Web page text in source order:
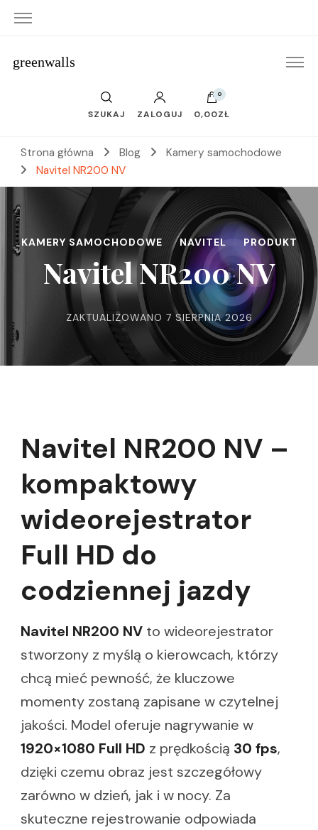
greenwalls
SZUKAJ ZALOGUJ
0
0,00ZŁ
Strona główna Blog
Kamery samochodowe
Navitel NR200 NV
KAMERY SAMOCHODOWE NAVITEL PRODUKT
Navitel NR200 NV
ZAKTUALIZOWANO 7 SIERPNIA 2026
Navitel NR200 NV –
kompaktowy
wideorejestrator
Full HD do
codziennej jazdy
Navitel NR200 NV to wideorejestrator
stworzony z myślą o kierowcach, którzy
chcą mieć pewność, że kluczowe
momenty zostaną zapisane w czytelnej
jakości. Model oferuje nagrywanie w
1920×1080 Full HD z prędkością 30 fps,
dzięki czemu obraz jest szczegółowy
zarówno w dzień, jak i w nocy. Za
skuteczne rejestrowanie odpowiada